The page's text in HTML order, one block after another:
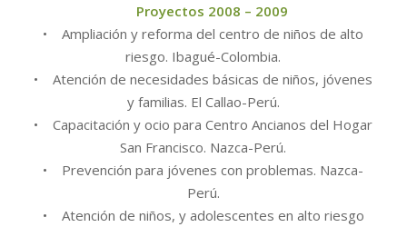
Proyectos 2008 – 2009
• Ampliación y reforma del centro de niños de alto
riesgo. Ibagué-Colombia.
• Atención de necesidades básicas de niños, jóvenes
y familias. El Callao-Perú.
• Capacitación y ocio para Centro Ancianos del Hogar
San Francisco. Nazca-Perú.
• Prevención para jóvenes con problemas. Nazca-
Perú.
• Atención de niños, y adolescentes en alto riesgo